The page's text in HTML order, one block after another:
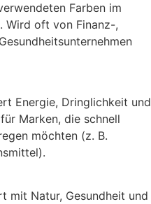
Farben im
Wird oft von Finanz-,
Energie, Dringlichkeit und
Marken, die schnell
möchten (z. B.
mit Natur, Gesundheit und